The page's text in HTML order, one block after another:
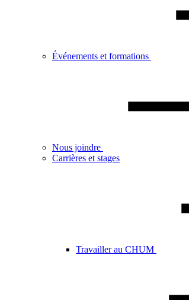
Événements et formations
Nous joindre
Carrières et stages
Travailler au CHUM